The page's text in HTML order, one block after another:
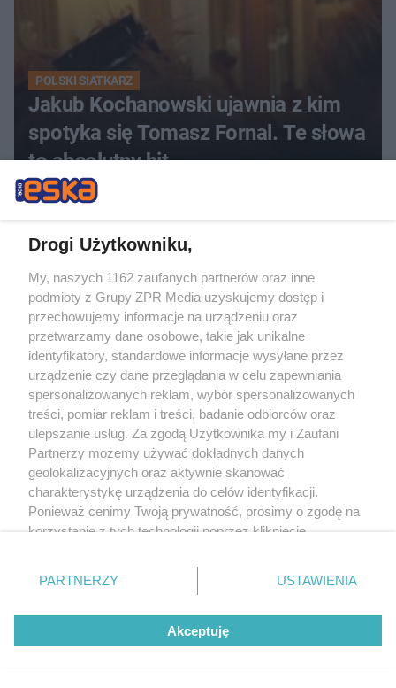
POLSKI SIATKARZ
Jakub Kochanowski ujawnia z kim
spotyka się Tomasz Fornal. Te słowa
to absolutny hit
ZOBACZ WIĘCEJ
Drogi Użytkowniku,
My, naszych 1162 zaufanych partnerów oraz inne
podmioty z Grupy ZPR Media uzyskujemy dostęp i
przechowujemy informacje na urządzeniu oraz
przetwarzamy dane osobowe, takie jak unikalne
identyfikatory, standardowe informacje wysyłane przez
urządzenie czy dane przeglądania w celu zapewniania
spersonalizowanych reklam, wybór spersonalizowanych
treści, pomiar reklam i treści, badanie odbiorców oraz
ulepszanie usług. Za zgodą Użytkownika my i Zaufani
Partnerzy możemy używać dokładnych danych
geolokalizacyjnych oraz aktywnie skanować
charakterystykę urządzenia do celów identyfikacji.
Ponieważ cenimy Twoją prywatność, prosimy o zgodę na
korzystanie z tych technologii poprzez kliknięcie
zmienić/wycofać klikając przycisk ustawień prywatności
znajdujący się w lewym dolnym rogu strony
rodzaje przetwarzania danych nie wymagają zgody
użytkownika, ale masz prawo sprzeciwić się takiemu
przetwarzaniu. Preferencje będą miały zastosowanie tylko
PARTNERZY USTAWIENIA
Akceptuję